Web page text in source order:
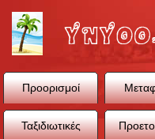
Προορισμοί
Ταξιδιωτικές